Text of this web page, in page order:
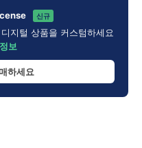
신규
지털 상품을 커스텀하세요
보
하세요